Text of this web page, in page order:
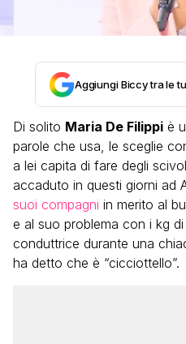
Aggiungi Biccy tra le
Di solito Maria De Filippi è
parole che usa, le sceglie
a lei capita di fare degli
accaduto in questi giorni ad
suoi compagni in merito al
e al suo problema con i kg
conduttrice durante una
ha detto che è “cicciottello”.